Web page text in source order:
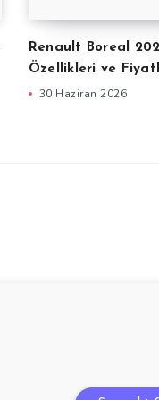
Renault Boreal
Özellikleri ve
30 Haziran 2026